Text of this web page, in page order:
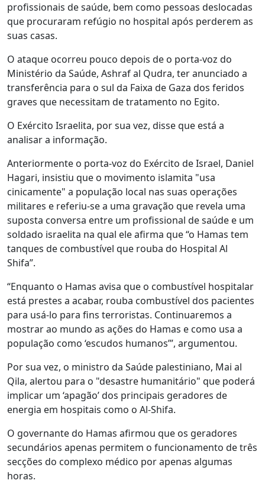
profissionais de saúde, bem como pessoas deslocadas
que procuraram refúgio no hospital após perderem as
suas casas.
O ataque ocorreu pouco depois de o porta-voz do
Ministério da Saúde, Ashraf al Qudra, ter anunciado a
transferência para o sul da Faixa de Gaza dos feridos
graves que necessitam de tratamento no Egito.
O Exército Israelita, por sua vez, disse que está a
analisar a informação.
Anteriormente o porta-voz do Exército de Israel, Daniel
Hagari, insistiu que o movimento islamita "usa
cinicamente" a população local nas suas operações
militares e referiu-se a uma gravação que revela uma
suposta conversa entre um profissional de saúde e um
soldado israelita na qual ele afirma que “o Hamas tem
tanques de combustível que rouba do Hospital Al
Shifa”.
“Enquanto o Hamas avisa que o combustível hospitalar
está prestes a acabar, rouba combustível dos pacientes
para usá-lo para fins terroristas. Continuaremos a
mostrar ao mundo as ações do Hamas e como usa a
população como ‘escudos humanos’”, argumentou.
Por sua vez, o ministro da Saúde palestiniano, Mai al
Qila, alertou para o "desastre humanitário" que poderá
implicar um ‘apagão’ dos principais geradores de
energia em hospitais como o Al-Shifa.
O governante do Hamas afirmou que os geradores
secundários apenas permitem o funcionamento de três
secções do complexo médico por apenas algumas
horas.